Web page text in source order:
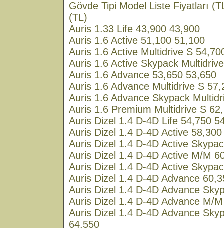
Gövde Tipi Model Liste Fiyatları
(TL)
Auris 1.33 Life 43,900 43,900
Auris 1.6 Active 51,100 51,100
Auris 1.6 Active Multidrive S
Auris 1.6 Active Skypack
Auris 1.6 Advance 53,650 53,650
Auris 1.6 Advance Multidrive S
Auris 1.6 Advance Skypack
Auris 1.6 Premium Multidrive S
Auris Dizel 1.4 D-4D Life 54,750
Auris Dizel 1.4 D-4D Active
Auris Dizel 1.4 D-4D Active
Auris Dizel 1.4 D-4D Active M/M
Auris Dizel 1.4 D-4D Active
Auris Dizel 1.4 D-4D Advance
Auris Dizel 1.4 D-4D Advance
Auris Dizel 1.4 D-4D Advance M/
Auris Dizel 1.4 D-4D Advance
64,550